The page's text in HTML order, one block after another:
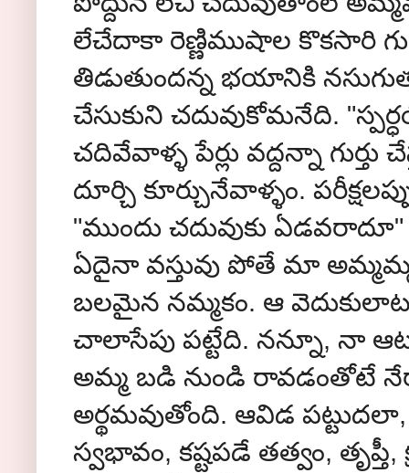
లేచేదాకా రెణ్ణిముషాల కొకసారి
తిడుతుందన్న భయానికి
చేసుకుని చదువుకోమనేది.
చదివేవాళ్ళ పేర్లు వద్దన్నా
దూర్చి కూర్చునేవాళ్ళం.
"ముందు చదువుకు
ఏదైనా వస్తువు పోతే మా
బలమైన నమ్మకం. ఆ
చాలాసేపు పట్టేది. నన్నూ, నా
అమ్మ బడి నుండి రావడంతోటే
అర్థమవుతోంది. ఆవిడ
స్వభావం, కష్టపడే తత్వం,